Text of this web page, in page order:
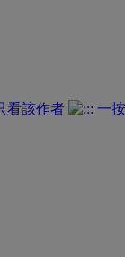
看該作者